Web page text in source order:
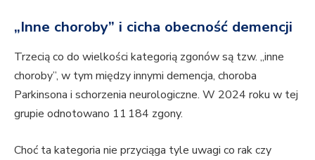
„Inne choroby” i cicha obecność demencji
Trzecią co do wielkości kategorią zgonów są tzw. „inne
choroby”, w tym między innymi demencja, choroba
Parkinsona i schorzenia neurologiczne. W 2024 roku w tej
grupie odnotowano 11 184 zgony.
Choć ta kategoria nie przyciąga tyle uwagi co rak czy